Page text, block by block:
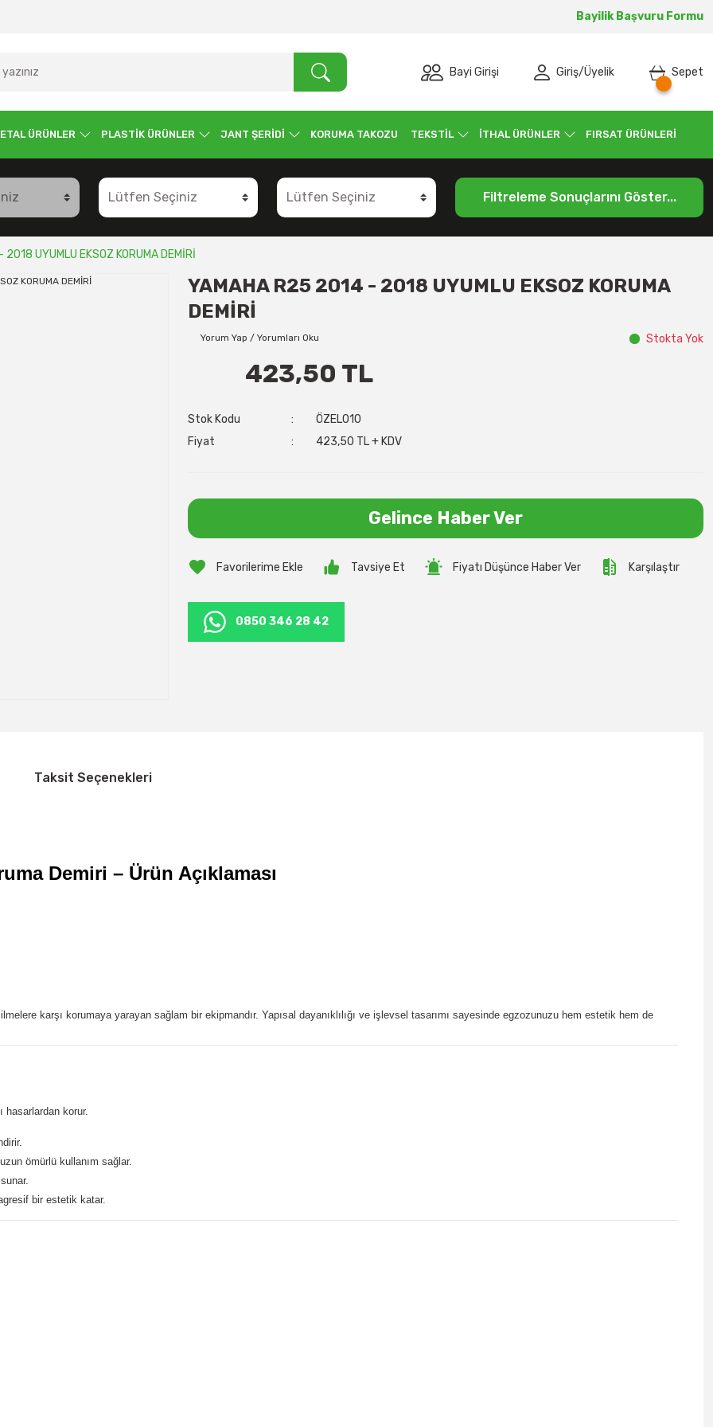
Bayilik Başvuru Formu
Bayi Girişi Giriş/Üyelik Sepet
ÜRÜNLER PLASTİK ÜRÜNLER JANT ŞERİDİ KORUMA TAKOZU TEKSTİL İTHAL ÜRÜNLER FIRSAT ÜRÜNLERİ
Filtreleme Sonuçlarını Göster...
UYUMLU EKSOZ KORUMA DEMİRİ
YAMAHA R25 2014 - 2018 UYUMLU EKSOZ KORUMA
DEMİRİ
Yorum Yap / Yorumları Oku Stokta Yok
423,50 TL
Stok Kodu
ÖZEL010
Fiyat
423,50 TL + KDV
Gelince Haber Ver
Tavsiye Et Fiyatı Düşünce Haber Ver Karşılaştır
0850 346 28 42
Taksit Seçenekleri
Demiri – Ürün Açıklaması
karşı korumaya yarayan sağlam bir ekipmandır. Yapısal dayanıklılığı ve işlevsel tasarımı sayesinde egzozunuzu hem estetik hem de
korur.
ömürlü kullanım sağlar.
bir estetik katar.